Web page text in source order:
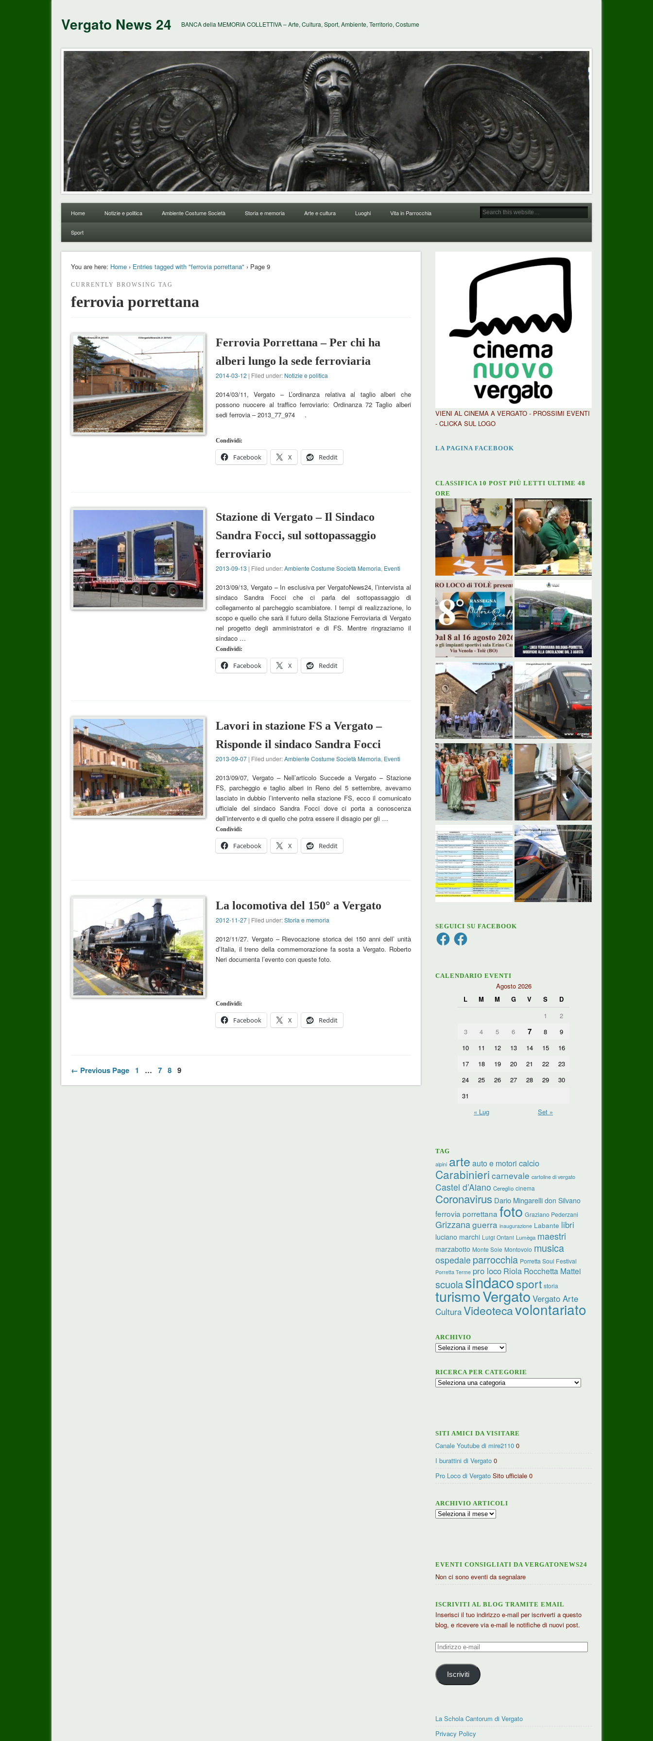
Vergato News 24 BANCA della MEMORIA COLLETTIVA – Arte, Cultura, Sport, Ambiente, Territorio, Costume
Home Notizie e politica Ambiente Costume Società Storia e memoria Arte e cultura Luoghi Vita in Parrocchia
Sport
You are here: Home› Entries tagged with "ferrovia porrettana" › Page 9
CURRENTLY BROWSING TAG
ferrovia porrettana
Ferrovia Porrettana – Per chi ha
alberi lungo la sede ferroviaria
2014-03-12 | Filed under: Notizie e politica
2014/03/11, Vergato – L’ordinanza relativa al taglio alberi che
possono nuocere al traffico ferroviario: Ordinanza 72 Taglio alberi
sedi ferrovia – 2013_77_974 .
Condividi:
Facebook X Reddit
Stazione di Vergato – Il Sindaco
Sandra Focci, sul sottopassaggio
ferroviario
2013-09-13 | Filed under:Ambiente Costume Società Memoria, Eventi
2013/09/13, Vergato – In esclusiva per VergatoNews24, l’intervista al
sindaco Sandra Focci che ci parla del sottopassaggio di
collegamento al parcheggio scambiatore. I tempi di realizzazione, lo
scopo e quello che sarà il futuro della Stazione Ferroviaria di Vergato
nel progetto degli amministratori e di FS. Mentre ringraziamo il
sindaco …
Condividi:
Facebook X Reddit
Lavori in stazione FS a Vergato –
Risponde il sindaco Sandra Focci
2013-09-07| Filed under:Ambiente Costume Società Memoria, Eventi
2013/09/07, Vergato – Nell’articolo Succede a Vergato – Stazione
FS, parcheggio e taglio alberi in Reno del 5 settembre, avevamo
lasciato in dubbio l’intervento nella stazione FS, ecco il comunicato
ufficiale del sindaco Sandra Focci dove ci porta a conoscenza
dell’intervento e di quello che potra essere il disagio per gli …
Condividi:
Facebook X Reddit
La locomotiva del 150° a Vergato
2012-11-27| Filed under:Storia e memoria
2012/11/27. Vergato – Rievocazione storica dei 150 anni dell’ unità
d’Italia, il treno della commemorazione fa sosta a Vergato. Roberto
Neri documenta l’evento con queste foto.
Condividi:
Facebook X Reddit
← Previous Page 1 … 7 8 9
VIENI AL CINEMA A VERGATO - PROSSIMI EVENTI
- CLICKA SUL LOGO
LA PAGINA FACEBOOK
CLASSIFICA 10 POST PIÙ LETTI ULTIME 48
ORE
SEGUICI SU FACEBOOK
FacebookFacebook
CALENDARIO EVENTI
Agosto 2026
L
M M G V S
D
1
2
3
4 5 6 7 8
9
10
11 12 13 14 15
16
17
18 19 20 21 22
23
24
25 26 27 28 29
30
31
« Lug
Set »
TAG
alpini arte auto e motori calcio
Carabinieri carnevale cartoline di vergato
Castel d’Aiano Cereglio cinema
Coronavirus Dario Mingarelli don Silvano
ferrovia porrettana foto Graziano Pederzani
Grizzanaguerra inaugurazione Labante libri
luciano marchi Luigi Ontani Lumèga maestri
marzabotto Monte Sole Montovolo musica
ospedale parrocchia Porretta Soul Festival
Porretta Terme pro loco Riola Rocchetta Mattei
scuolasindacosport storia
turismoVergato Vergato Arte
CulturaVideotecavolontariato
ARCHIVIO
Archivio
RICERCA PER CATEGORIE
Ricerca
SITI AMICI DA VISITARE
Canale Youtube di mire2110 0
I burattini di Vergato 0
Pro Loco di Vergato Sito ufficiale 0
ARCHIVIO ARTICOLI
Archivio
EVENTI CONSIGLIATI DA VERGATONEWS24
Non ci sono eventi da segnalare
ISCRIVITI AL BLOG TRAMITE EMAIL
Inserisci il tuo indirizzo e-mail per iscriverti a questo
blog, e ricevere via e-mail le notifiche di nuovi post.
Indirizzo
mail
Iscriviti
La Schola Cantorum di Vergato
Privacy Policy